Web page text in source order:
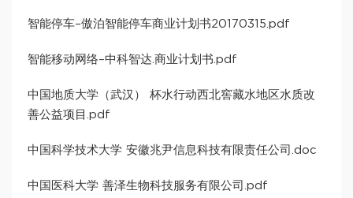
智能停车–傲泊智能停车商业计划书20170315.pdf
智能移动网络–中科智达.商业计划书.pdf
中国地质大学（武汉） 杯水行动西北窖藏水地区水质改
善公益项目.pdf
中国科学技术大学 安徽兆尹信息科技有限责任公司.doc
中国医科大学 善泽生物科技服务有限公司.pdf